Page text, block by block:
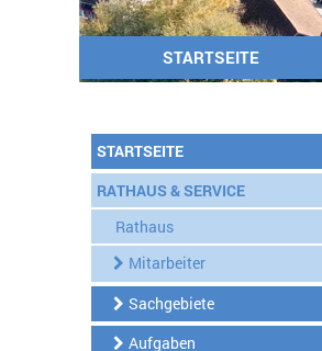
STARTSEITE
STARTSEITE
RATHAUS & SERVICE
Rathaus
Mitarbeiter
Sachgebiete
Aufgaben